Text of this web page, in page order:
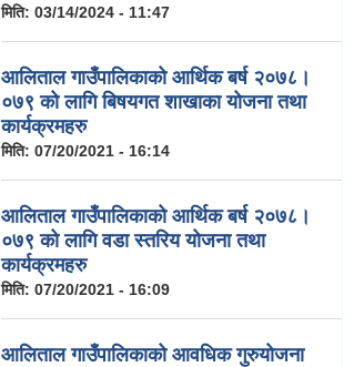
मिति: 03/14/2024 - 11:47
आलिताल गाउँपालिकाको आर्थिक बर्ष २०७८।
०७९ को लागि बिषयगत शाखाका योजना तथा
कार्यक्रमहरु
मिति: 07/20/2021 - 16:14
आलिताल गाउँपालिकाको आर्थिक बर्ष २०७८।
०७९ को लागि वडा स्तरिय योजना तथा
कार्यक्रमहरु
मिति: 07/20/2021 - 16:09
आलिताल गाउँपालिकाको आवधिक गुरुयोजना